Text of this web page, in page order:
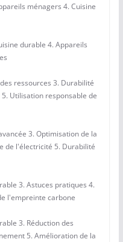
ménagers 4. Cuisine
durable 4. Appareils
ressources 3. Durabilité
Utilisation responsable de
3. Optimisation de la
de l'électricité 5. Durabilité
3. Astuces pratiques 4.
l'empreinte carbone
3. Réduction des
5. Amélioration de la